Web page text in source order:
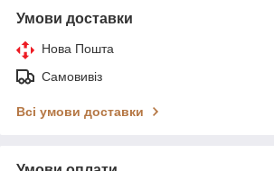
Умови доставки
Нова Пошта
Самовивіз
Всі умови доставки